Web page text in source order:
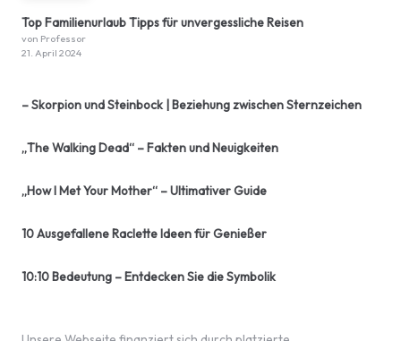
Top Familienurlaub Tipps für unvergessliche Reisen
von Professor
21. April 2024
– Skorpion und Steinbock | Beziehung zwischen Sternzeichen
„The Walking Dead“ – Fakten und Neuigkeiten
„How I Met Your Mother“ – Ultimativer Guide
10 Ausgefallene Raclette Ideen für Genießer
10:10 Bedeutung – Entdecken Sie die Symbolik